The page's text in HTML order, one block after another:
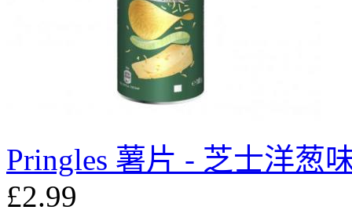
Pringles 薯片 - 芝士洋葱
£2.99